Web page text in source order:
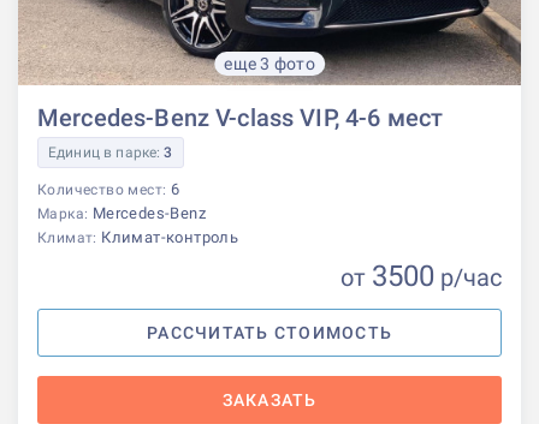
еще 3 фото
Mercedes-Benz V-class VIP, 4-6 мест
Единиц в парке:3
Количество мест: 6
Марка: Mercedes-Benz
Климат: Климат-контроль
от 3500 р/час
РАССЧИТАТЬ СТОИМОСТЬ
ЗАКАЗАТЬ